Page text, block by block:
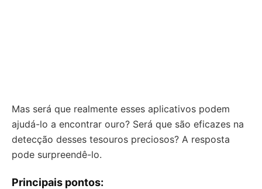
Mas será que realmente esses aplicativos podem
ajudá-lo a encontrar ouro? Será que são eficazes na
detecção desses tesouros preciosos? A resposta
pode surpreendê-lo.
Principais pontos: